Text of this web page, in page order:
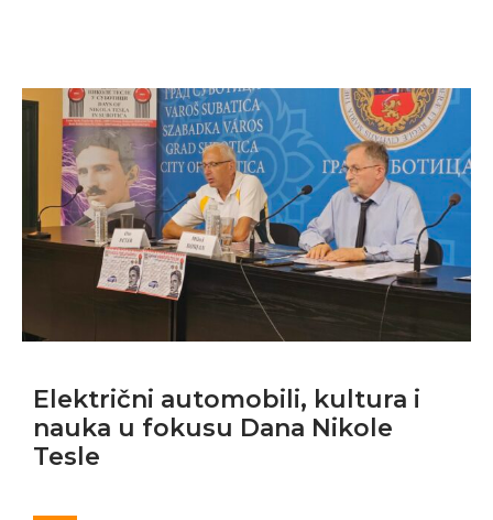
Električni automobili, kultura i
nauka u fokusu Dana Nikole
Tesle